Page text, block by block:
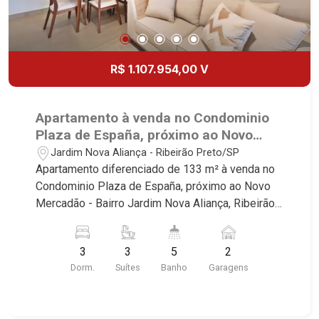
R$ 1.107.954,00 V
Apartamento à venda no Condominio
Plaza de España, próximo ao Novo
Mercadão - Ribeirão Preto/SP.
Jardim Nova Aliança - Ribeirão Preto/SP
Apartamento diferenciado de 133 m² à venda no
Condominio Plaza de España, próximo ao Novo
Mercadão - Bairro Jardim Nova Aliança, Ribeirão
imóvel que a Martinelli Imobiliária selecionou
para você: - 143m² de area util - 03 suites - Sala
02 ambientes com Open View - Lavabo - Cozinha
3
Dorm.
3
Suítes
5
Banho
2
Garagens